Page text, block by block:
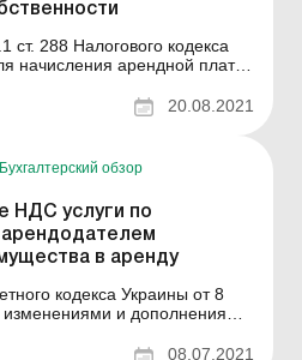
ст. 288 Налогового кодекса
начисления арендной платы
в договоре
20.08.2021
обзор
НДС услуги по
в аренду
кодекса Украины от 8
и дополнениями
территориальных08.07.2021